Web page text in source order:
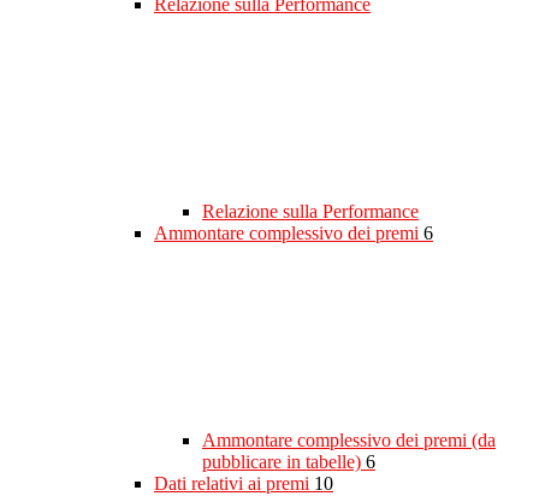
Relazione sulla Performance
Relazione sulla Performance
Ammontare complessivo dei premi 6
Ammontare complessivo dei premi (da
pubblicare in tabelle) 6
Dati relativi ai premi 10